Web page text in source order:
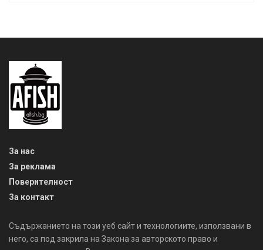
За нас
За реклама
Поверителност
За контакт
Съдържанието на този уеб сайт и технологиите, използвани в
него, са под закрила на Закона за авторското право и